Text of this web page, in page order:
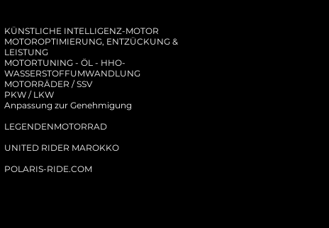
KÜNSTLICHE INTELLIGENZ-MOTOR
MOTOROPTIMIERUNG, ENTZÜCKUNG &
LEISTUNG
MOTORTUNING - ÖL - HHO-
WASSERSTOFFUMWANDLUNG
MOTORRÄDER / SSV
PKW / LKW
Anpassung zur Genehmigung
LEGENDENMOTORRAD
UNITED RIDER MAROKKO
POLARIS-RIDE.COM